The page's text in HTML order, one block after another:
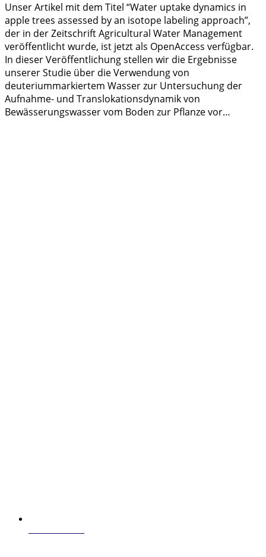
Unser Artikel mit dem Titel “Water uptake dynamics in
apple trees assessed by an isotope labeling approach”,
der in der Zeitschrift Agricultural Water Management
veröffentlicht wurde, ist jetzt als OpenAccess verfügbar.
In dieser Veröffentlichung stellen wir die Ergebnisse
unserer Studie über die Verwendung von
deuteriummarkiertem Wasser zur Untersuchung der
Aufnahme- und Translokationsdynamik von
Bewässerungswasser vom Boden zur Pflanze vor…